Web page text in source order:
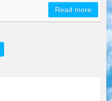
Read more